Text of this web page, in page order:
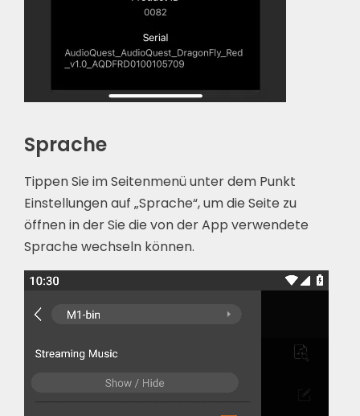
Sprache
Tippen Sie im Seitenmenü unter dem Punkt
Einstellungen auf „Sprache“, um die Seite zu
öffnen in der Sie die von der App verwendete
Sprache wechseln können.